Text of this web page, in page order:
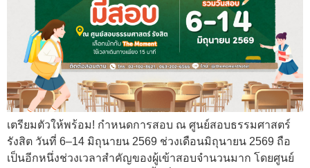
เตรียมตัวให้พร้อม! กำหนดการสอบ ณ ศูนย์สอบธรรมศาสตร์
รังสิต วันที่ 6–14 มิถุนายน 2569 ช่วงเดือนมิถุนายน 2569 ถือ
เป็นอีกหนึ่งช่วงเวลาสำคัญของผู้เข้าสอบจำนวนมาก โดยศูนย์